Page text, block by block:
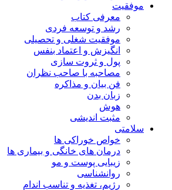
موفقیت
معرفی کتاب
رشد و توسعه فردی
موفقیت شغلی و تحصیلی
انگیزش و اعتماد بنفس
پول و ثروت سازی
مصاحبه با صاحب نظران
فن بیان و مذاکره
زبان بدن
هوش
مثبت اندیشی
سلامتی
خواص خوراکی ها
درمان های خانگی و بیماری ها
زیبایی پوست و مو
روانشناسی
رژیم، تغذیه و تناسب اندام